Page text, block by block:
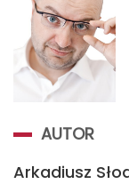
AUTOR
Arkadiusz